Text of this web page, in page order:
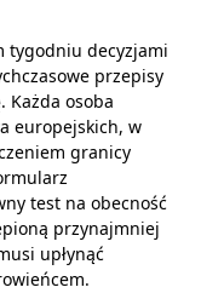
tygodniu decyzjami
przepisy
Każda osoba
europejskich, w
granicy
test na obecność
przynajmniej
upłynąć